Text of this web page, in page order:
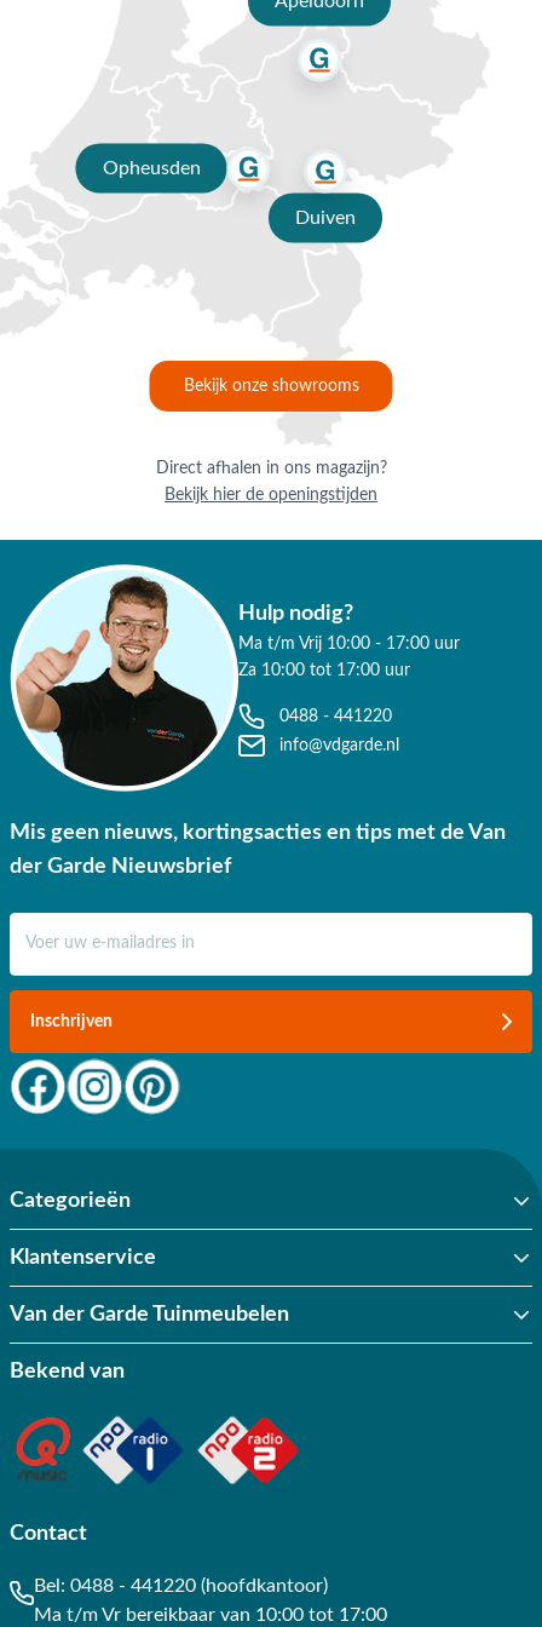
zodat het eenvoudig is om de hoes over de parasol te
Vragen of hulp nodig?
Heb je nog vragen over de Platinum Challenger T1 4x3m
Havanna Taupe met voet en hoes? Bel ons dan op 0488-
441220, stuur een e-mail naar info@vdgarde.nl of maak
gebruik van de chatfunctie. Uiteraard ben je ook van harte
welkom in onze showroom in Opheusden, Duiven of
Apeldoorn. Onze verkoopadviseurs voorzien je graag van een
deskundig advies op maat.
Waarom kopen bij Van der Garde
tuinmeubelen?
✔ Persoonlijk advies van specialisten
✔ Gratis verzending vanaf €50,-
✔ 3 fysieke showrooms
Opheusden
Duiven
Bekijk onze showrooms
Direct afhalen in ons magazijn?
Bekijk hier de openingstijden
Hulp nodig?
Ma t/m Vrij 10:00 - 17:00 uur
Za 10:00 tot 17:00 uur
0488 - 441220
info@vdgarde.nl
Mis geen nieuws, kortingsacties en tips met de Van
der Garde Nieuwsbrief
Inschrijven
Categorieën
Klantenservice
Van der Garde Tuinmeubelen
Bekend van
Contact
Bel: 0488 - 441220 (hoofdkantoor)
Ma t/m Vr bereikbaar van 10:00 tot 17:00